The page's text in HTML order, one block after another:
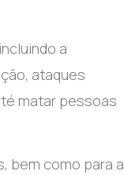
a
ataques
matar pessoas
bem como para a